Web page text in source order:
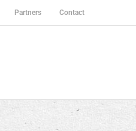
Partners Contact